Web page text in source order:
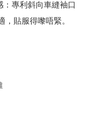
：專利斜向車縫袖口
，貼服得嚟唔緊。